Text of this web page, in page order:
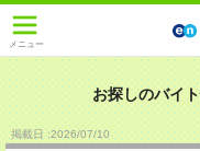
メニュー
お探しのバイ
掲載日 :2026/07/10